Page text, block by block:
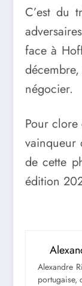
C’est du
face à
négocier.
Pour
vainqueur
de cette
édition
Alexandre
portugaise,